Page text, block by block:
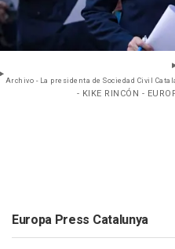
Archivo - La presidenta de Sociedad Civil
- KIKE RINCÓN -
Europa Press Catalunya